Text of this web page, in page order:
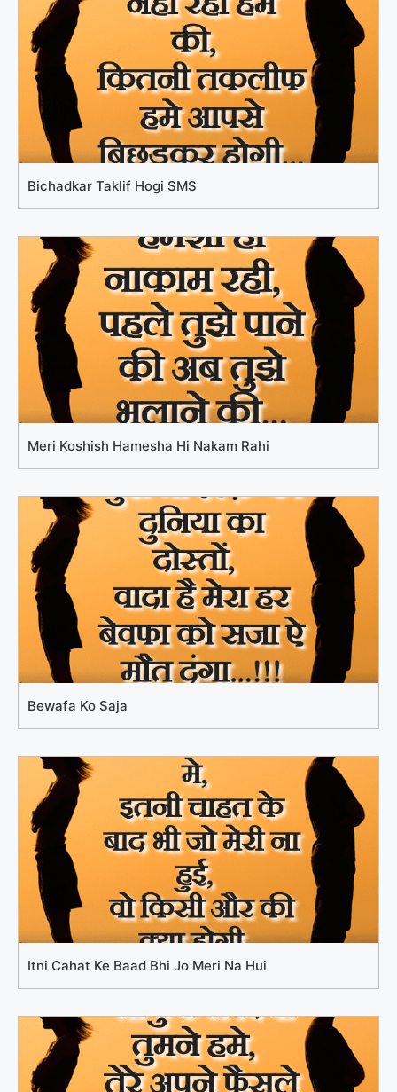
Bichadkar Taklif Hogi SMS
Meri Koshish Hamesha Hi Nakam Rahi
Bewafa Ko Saja
Itni Cahat Ke Baad Bhi Jo Meri Na Hui